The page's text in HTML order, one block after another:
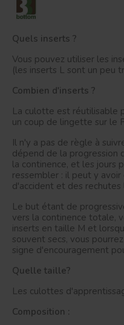
Quels inserts ?
Vous pouvez utiliser les
(les inserts L sont un peu
Combien d'inserts ?
La culotte est réutilisable
un coup de lingette sur le
Il n'y a pas de règle à
dépend de la progression
la continence, et les jours
ressembler : il peut y
d'accident et des rechutes
Le but étant de
vers la continence totale,
inserts en taille M et
souvent secs, vous
signe d'encouragement
Quelle taille?
Les culottes
Composition :